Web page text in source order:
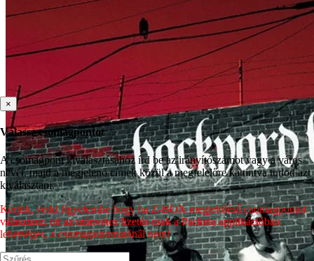
×
Válassz csomagpontot
A csomagpont kiválasztásához írd be az irányítószámot vagy a város
nevét, majd a megjelenő címek közül a megfelelőre kattintva tudod azt
kiválasztani.
Kérjük, vedd figyelembe hogy ha Z-BOX megjelölésű csomagpontot
választasz, ott az utánvétes fizetés csak a Packeta applikációban
lehetséges, a csomagautomatánál nem!